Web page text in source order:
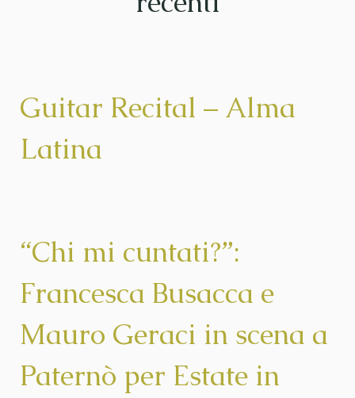
Guitar Recital – Alma
Latina
“Chi mi cuntati?”:
Francesca Busacca e
Mauro Geraci in scena a
Paternò per Estate in